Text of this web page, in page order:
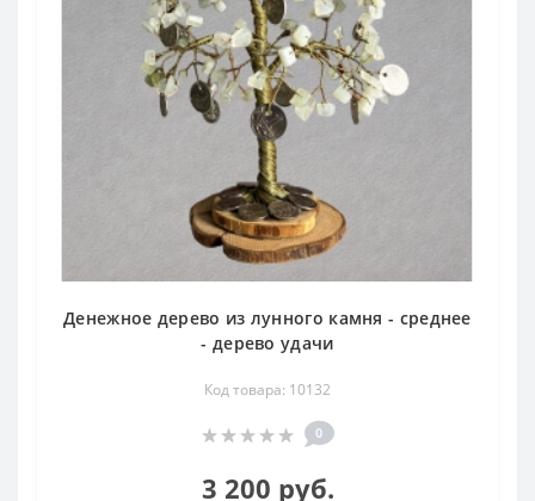
Денежное дерево из лунного камня - среднее
- дерево удачи
Код товара: 10132
0
3 200 руб.